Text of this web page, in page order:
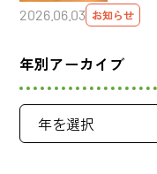
2026.06.03 お知らせ
年別アーカイブ